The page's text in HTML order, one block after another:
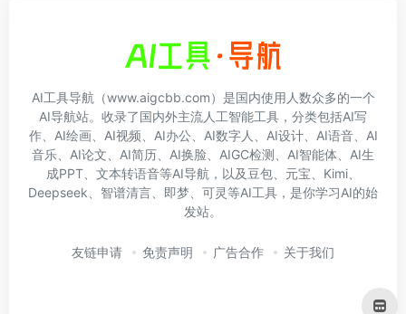
AI工具导航（www.aigcbb.com）是国内使用人数众多的一个
AI导航站。收录了国内外主流人工智能工具，分类包括AI写
作、AI绘画、AI视频、AI办公、AI数字人、AI设计、AI语音、AI
音乐、AI论文、AI简历、AI换脸、AIGC检测、AI智能体、AI生
成PPT、文本转语音等AI导航，以及豆包、元宝、Kimi、
Deepseek、智谱清言、即梦、可灵等AI工具，是你学习AI的始
发站。
友链申请 免责声明 广告合作 关于我们